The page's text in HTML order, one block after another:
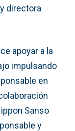
directora
apoyar a la
impulsando
en
Sanso
y